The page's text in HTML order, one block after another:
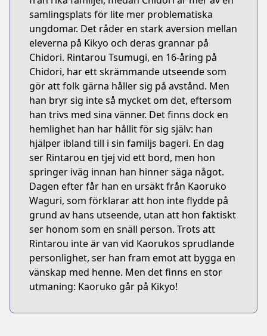
samlingsplats för lite mer problematiska
ungdomar. Det råder en stark aversion mellan
eleverna på Kikyo och deras grannar på
Chidori. Rintarou Tsumugi, en 16-åring på
Chidori, har ett skrämmande utseende som
gör att folk gärna håller sig på avstånd. Men
han bryr sig inte så mycket om det, eftersom
han trivs med sina vänner. Det finns dock en
hemlighet han har hållit för sig själv: han
hjälper ibland till i sin familjs bageri. En dag
ser Rintarou en tjej vid ett bord, men hon
springer iväg innan han hinner säga något.
Dagen efter får han en ursäkt från Kaoruko
Waguri, som förklarar att hon inte flydde på
grund av hans utseende, utan att hon faktiskt
ser honom som en snäll person. Trots att
Rintarou inte är van vid Kaorukos sprudlande
personlighet, ser han fram emot att bygga en
vänskap med henne. Men det finns en stor
utmaning: Kaoruko går på Kikyo!